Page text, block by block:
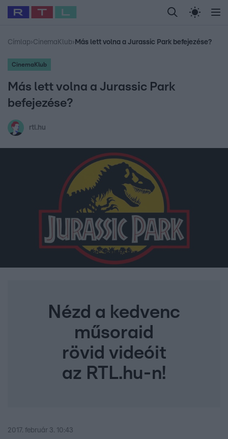
Legfrissebb RTL Híradó Randi Celeb vagyok,
Babits Marcella Most Wanted Gallusz
Címlap›CinemaKlub› Más lett volna a Jurassic Park befejezése?
CinemaKlub
Más lett volna a Jurassic Park
befejezése?
rtl.hu
Nézd a kedvenc
műsoraid
rövid videóit
az RTL.hu-n!
2017. február 3. 10:43